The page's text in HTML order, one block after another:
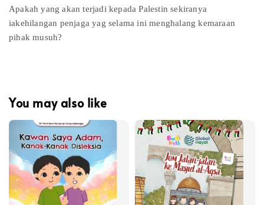
Apakah yang akan terjadi kepada Palestin sekiranya
iakehilangan penjaga yag selama ini menghalang kemaraan
pihak musuh?
You may also like